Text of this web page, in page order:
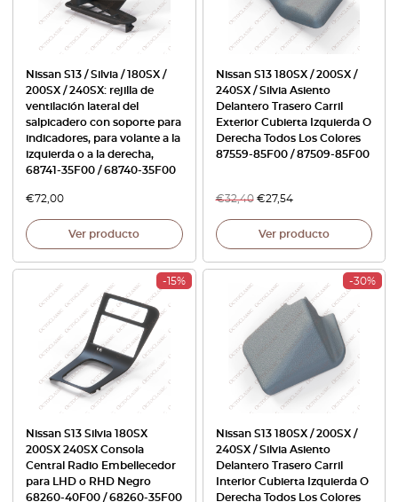
Nissan S13 / Silvia / 180SX /
200SX / 240SX: rejilla de
ventilación lateral del
salpicadero con soporte para
indicadores, para volante a la
izquierda o a la derecha,
68741-35F00 / 68740-35F00
€72,00
Ver producto
Nissan S13 180SX / 200SX /
240SX / Silvia Asiento
Delantero Trasero Carril
Exterior Cubierta Izquierda O
Derecha Todos Los Colores
87559-85F00 / 87509-85F00
€32,40 €27,54
Ver producto
-15%
Nissan S13 Silvia 180SX
200SX 240SX Consola
Central Radio Embellecedor
para LHD o RHD Negro
68260-40F00 / 68260-35F00
-30%
Nissan S13 180SX / 200SX /
240SX / Silvia Asiento
Delantero Trasero Carril
Interior Cubierta Izquierda O
Derecha Todos Los Colores